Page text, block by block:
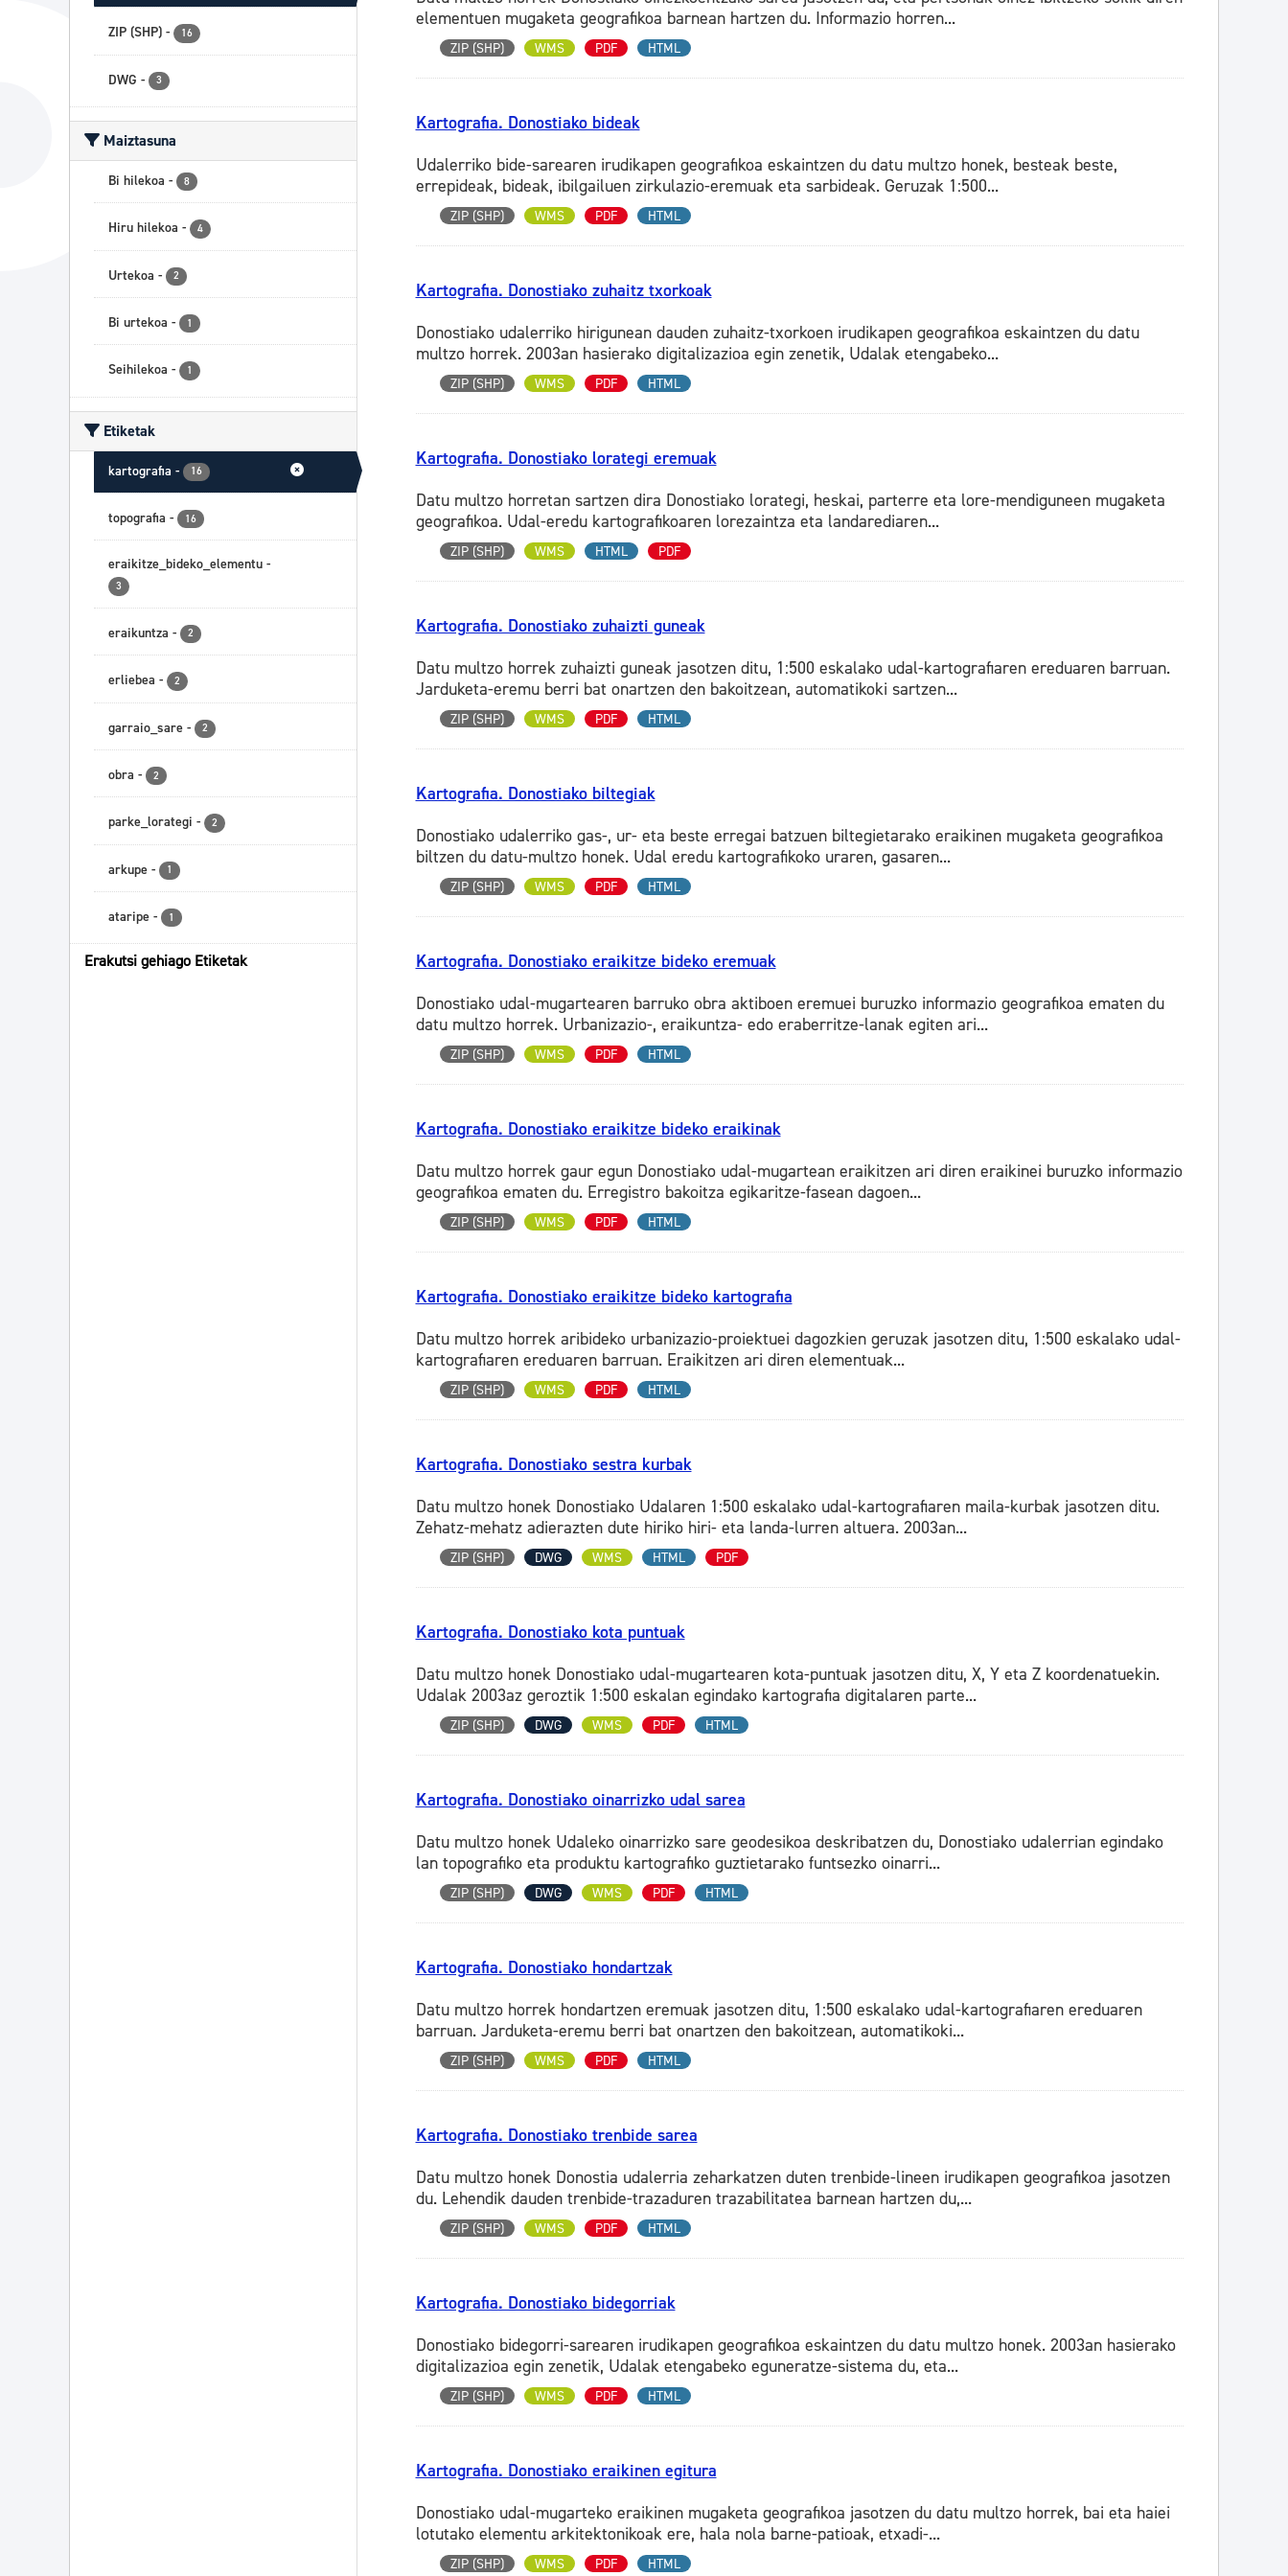
ZIP (SHP) - 16
DWG - 3
Maiztasuna
Bi hilekoa - 8
Hiru hilekoa - 4
Urtekoa - 2
Bi urtekoa - 1
Seihilekoa - 1
Etiketak
kartografia - 16
topografia - 16
eraikitze_bideko_elementu -
3
eraikuntza - 2
erliebea - 2
garraio_sare - 2
obra - 2
parke_lorategi - 2
arkupe - 1
ataripe - 1
Erakutsi gehiago Etiketak
elementuen mugaketa geografikoa barnean hartzen du. Informazio horren...
ZIP (SHP) WMS PDF HTML
Kartografia. Donostiako bideak
Udalerriko bide-sarearen irudikapen geografikoa eskaintzen du datu multzo honek, besteak beste,
errepideak, bideak, ibilgailuen zirkulazio-eremuak eta sarbideak. Geruzak 1:500...
ZIP (SHP) WMS PDF HTML
Kartografia. Donostiako zuhaitz txorkoak
Donostiako udalerriko hirigunean dauden zuhaitz-txorkoen irudikapen geografikoa eskaintzen du datu
multzo horrek. 2003an hasierako digitalizazioa egin zenetik, Udalak etengabeko...
ZIP (SHP) WMS PDF HTML
Kartografia. Donostiako lorategi eremuak
Datu multzo horretan sartzen dira Donostiako lorategi, heskai, parterre eta lore-mendiguneen mugaketa
geografikoa. Udal-eredu kartografikoaren lorezaintza eta landarediaren...
ZIP (SHP) WMS HTML PDF
Kartografia. Donostiako zuhaizti guneak
Datu multzo horrek zuhaizti guneak jasotzen ditu, 1:500 eskalako udal-kartografiaren ereduaren barruan.
Jarduketa-eremu berri bat onartzen den bakoitzean, automatikoki sartzen...
ZIP (SHP) WMS PDF HTML
Kartografia. Donostiako biltegiak
Donostiako udalerriko gas-, ur- eta beste erregai batzuen biltegietarako eraikinen mugaketa geografikoa
biltzen du datu-multzo honek. Udal eredu kartografikoko uraren, gasaren...
ZIP (SHP) WMS PDF HTML
Kartografia. Donostiako eraikitze bideko eremuak
Donostiako udal-mugartearen barruko obra aktiboen eremuei buruzko informazio geografikoa ematen du
datu multzo horrek. Urbanizazio-, eraikuntza- edo eraberritze-lanak egiten ari...
ZIP (SHP) WMS PDF HTML
Kartografia. Donostiako eraikitze bideko eraikinak
Datu multzo horrek gaur egun Donostiako udal-mugartean eraikitzen ari diren eraikinei buruzko informazio
geografikoa ematen du. Erregistro bakoitza egikaritze-fasean dagoen...
ZIP (SHP) WMS PDF HTML
Kartografia. Donostiako eraikitze bideko kartografia
Datu multzo horrek aribideko urbanizazio-proiektuei dagozkien geruzak jasotzen ditu, 1:500 eskalako udal-
kartografiaren ereduaren barruan. Eraikitzen ari diren elementuak...
ZIP (SHP) WMS PDF HTML
Kartografia. Donostiako sestra kurbak
Datu multzo honek Donostiako Udalaren 1:500 eskalako udal-kartografiaren maila-kurbak jasotzen ditu.
Zehatz-mehatz adierazten dute hiriko hiri- eta landa-lurren altuera. 2003an...
ZIP (SHP) DWG WMS HTML PDF
Kartografia. Donostiako kota puntuak
Datu multzo honek Donostiako udal-mugartearen kota-puntuak jasotzen ditu, X, Y eta Z koordenatuekin.
Udalak 2003az geroztik 1:500 eskalan egindako kartografia digitalaren parte...
ZIP (SHP) DWG WMS PDF HTML
Kartografia. Donostiako oinarrizko udal sarea
Datu multzo honek Udaleko oinarrizko sare geodesikoa deskribatzen du, Donostiako udalerrian egindako
lan topografiko eta produktu kartografiko guztietarako funtsezko oinarri...
ZIP (SHP) DWG WMS PDF HTML
Kartografia. Donostiako hondartzak
Datu multzo horrek hondartzen eremuak jasotzen ditu, 1:500 eskalako udal-kartografiaren ereduaren
barruan. Jarduketa-eremu berri bat onartzen den bakoitzean, automatikoki...
ZIP (SHP) WMS PDF HTML
Kartografia. Donostiako trenbide sarea
Datu multzo honek Donostia udalerria zeharkatzen duten trenbide-lineen irudikapen geografikoa jasotzen
du. Lehendik dauden trenbide-trazaduren trazabilitatea barnean hartzen du,...
ZIP (SHP) WMS PDF HTML
Kartografia. Donostiako bidegorriak
Donostiako bidegorri-sarearen irudikapen geografikoa eskaintzen du datu multzo honek. 2003an hasierako
digitalizazioa egin zenetik, Udalak etengabeko eguneratze-sistema du, eta...
ZIP (SHP) WMS PDF HTML
Kartografia. Donostiako eraikinen egitura
Donostiako udal-mugarteko eraikinen mugaketa geografikoa jasotzen du datu multzo horrek, bai eta haiei
lotutako elementu arkitektonikoak ere, hala nola barne-patioak, etxadi-...
ZIP (SHP) WMS PDF HTML